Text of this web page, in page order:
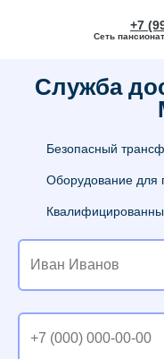
+7
Сеть
Служба
Безопасный
Оборудование для